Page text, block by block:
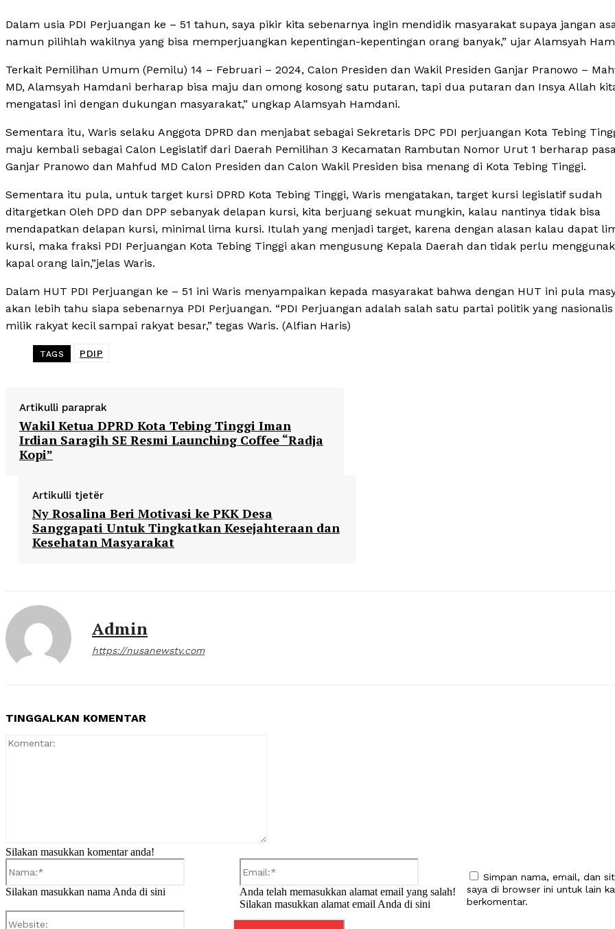
Dalam usia PDI Perjuangan ke – 51 tahun, saya pikir kita sebenarnya ingin mendidik masyarakat supaya jangan
namun pilihlah wakilnya yang bisa memperjuangkan kepentingan-kepentingan orang banyak,” ujar Alamsyah
Terkait Pemilihan Umum (Pemilu) 14 – Februari – 2024, Calon Presiden dan Wakil Presiden Ganjar Pranowo –
MD, Alamsyah Hamdani berharap bisa maju dan omong kosong satu putaran, tapi dua putaran dan Insya Allah
mengatasi ini dengan dukungan masyarakat,” ungkap Alamsyah Hamdani.
Sementara itu, Waris selaku Anggota DPRD dan menjabat sebagai Sekretaris DPC PDI perjuangan Kota Tebing
maju kembali sebagai Calon Legislatif dari Daerah Pemilihan 3 Kecamatan Rambutan Nomor Urut 1 berharap
Ganjar Pranowo dan Mahfud MD Calon Presiden dan Calon Wakil Presiden bisa menang di Kota Tebing Tinggi.
Sementara itu pula, untuk target kursi DPRD Kota Tebing Tinggi, Waris mengatakan, target kursi legislatif sudah
ditargetkan Oleh DPD dan DPP sebanyak delapan kursi, kita berjuang sekuat mungkin, kalau nantinya tidak bisa
mendapatkan delapan kursi, minimal lima kursi. Itulah yang menjadi target, karena dengan alasan kalau dapat
kursi, maka fraksi PDI Perjuangan Kota Tebing Tinggi akan mengusung Kepala Daerah dan tidak perlu
kapal orang lain,”jelas Waris.
Dalam HUT PDI Perjuangan ke – 51 ini Waris menyampaikan kepada masyarakat bahwa dengan HUT ini pula
akan lebih tahu siapa sebenarnya PDI Perjuangan. “PDI Perjuangan adalah salah satu partai politik yang
milik rakyat kecil sampai rakyat besar,” tegas Waris. (Alfian Haris)
TAGS PDIP
Artikulli paraprak
Wakil Ketua DPRD Kota Tebing Tinggi Iman
Irdian Saragih SE Resmi Launching Coffee “Radja
Kopi”
Artikulli tjetër
Ny Rosalina Beri Motivasi ke PKK Desa
Sanggapati Untuk Tingkatkan Kesejahteraan dan
Kesehatan Masyarakat
Admin
https://nusanewstv.com
TINGGALKAN KOMENTAR
Silakan masukkan komentar anda!
Silakan masukkan nama Anda di sini
Email:*
Anda telah memasukkan alamat email yang salah!
Silakan masukkan alamat email Anda di sini
Simpan nama, email, dan
saya di browser ini untuk lain
berkomentar.